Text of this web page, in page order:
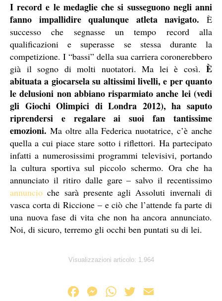
I record e le medaglie che si susseguono negli anni
fanno impallidire qualunque atleta navigato. È
successo che segnasse un tempo record alla
qualificazioni e superasse se stessa durante la
competizione. I “bassi” della sua carriera coronerebbero
già il sogno di molti nuotatori. Ma lei è così. È
abituata a giocarsela su altissimi livelli, e per quanto
le delusioni non abbiano risparmiato anche lei (vedi
gli Giochi Olimpici di Londra 2012), ha saputo
riprendersi e regalare ai suoi fan tantissime
emozioni. Ma oltre alla Federica nuotatrice, c’è anche
quella a cui piace stare sotto i riflettori. Ha partecipato
infatti a numerosissimi programmi televisivi, portando
la cultura sportiva sul piccolo schermo. Ora che ha
annunciato il ritiro dalle gare – salvo il recentissimo
annuncio che sarà presente agli Assoluti invernali di
vasca corta di Riccione – e ciò che l’attende fa parte di
una nuova fase di vita che non ha ancora annunciato.
Noi, di sicuro, terremo gli occhi ben puntati su di lei.
Visualizzazioni articolo: 1.964
M
W